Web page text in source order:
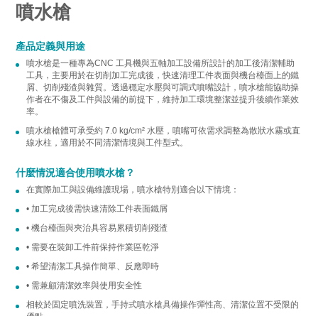
噴水槍
產品定義與用途
噴水槍是一種專為CNC 工具機與五軸加工設備所設計的加工後清潔輔助
工具，主要用於在切削加工完成後，快速清理工件表面與機台檯面上的鐵
屑、切削殘渣與雜質。透過穩定水壓與可調式噴嘴設計，噴水槍能協助操
作者在不傷及工件與設備的前提下，維持加工環境整潔並提升後續作業效
率。
噴水槍槍體可承受約 7.0 kg/cm² 水壓，噴嘴可依需求調整為散狀水霧或直
線水柱，適用於不同清潔情境與工件型式。
什麼情況適合使用噴水槍？
在實際加工與設備維護現場，噴水槍特別適合以下情境：
• 加工完成後需快速清除工件表面鐵屑
• 機台檯面與夾治具容易累積切削殘渣
• 需要在裝卸工件前保持作業區乾淨
• 希望清潔工具操作簡單、反應即時
• 需兼顧清潔效率與使用安全性
相較於固定噴洗裝置，手持式噴水槍具備操作彈性高、清潔位置不受限的